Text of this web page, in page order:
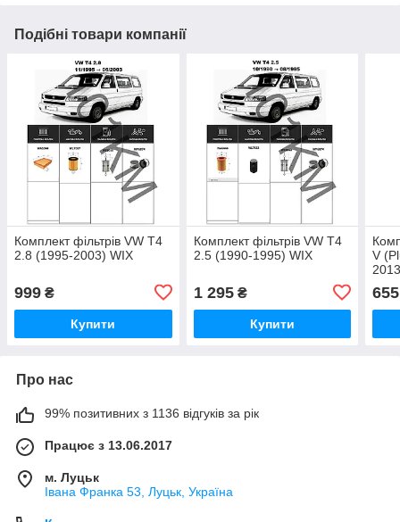
Подібні товари компанії
Комплект фільтрів VW T4
2.8 (1995-2003) WIX
999 ₴
Купити
Комплект фільтрів VW T4
2.5 (1990-1995) WIX
1 295₴
Купити
V
655
Про нас
99% позитивних з 1136 відгуків за рік
Працює з 13.06.2017
м. Луцьк
Івана Франка 53, Луцьк, Україна